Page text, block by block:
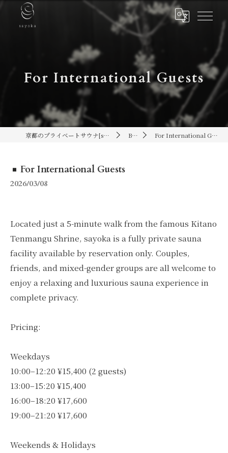
For International Guests
京都のプライベートサウナ[sayoka] Blog For International Guests
For International Guests
2026/03/08
Located just a 5-minute walk from the famous Kitano
Tenmangu Shrine, sayoka is a fully private sauna
facility available by reservation only. Couples,
friends, and mixed-gender groups are all welcome to
enjoy a relaxing and luxurious sauna experience in
complete privacy.
Pricing:
Weekdays
10:00–12:20 ¥15,400 (2 guests)
13:00–15:20 ¥15,400
16:00–18:20 ¥17,600
19:00–21:20 ¥17,600
Weekends & Holidays